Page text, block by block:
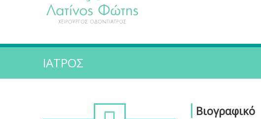
ΙΑΤΡΌΣ
Βιογραφικό